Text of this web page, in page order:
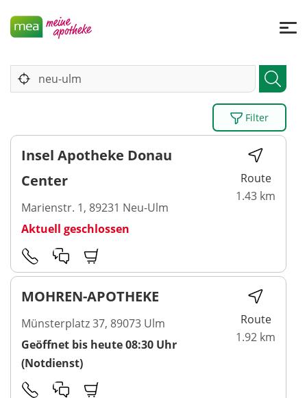
Filter
Insel Apotheke Donau
Center
Marienstr. 1, 89231 Neu-Ulm
Aktuell geschlossen
Route
1.43 km
MOHREN-APOTHEKE
Münsterplatz 37, 89073 Ulm
Geöffnet bis heute 08:30 Uhr
(Notdienst)
Route
1.92 km